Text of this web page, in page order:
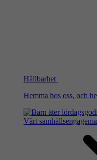
Hållbarhet
Hemma hos oss, och
Vårt